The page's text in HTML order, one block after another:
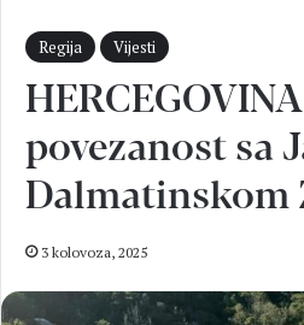
Regija Vijesti
povezanost sa
Dalmatinskom
3 kolovoza, 2025